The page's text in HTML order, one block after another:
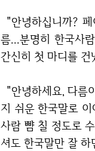
"안녕하십니까? 페이팔 상담원 예일리 입니다. 무엇을 도와드릴까요?" 라고 이야기하는 그 분의 이
름...분명히 한국사
간신히 첫 마디를 건
"안녕하세요, 다름이 아니고 계좌 추가하려는데 오류가 자꾸 나서 해결 좀 하려고 전화하였습니다." 왠
지 쉬운 한국말로
사람 뺨 칠 정도로
셔도 한국말만 잘